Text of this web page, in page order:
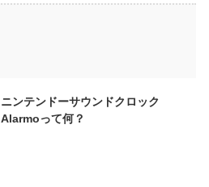
ニンテンドーサウンドクロック
Alarmoって何？